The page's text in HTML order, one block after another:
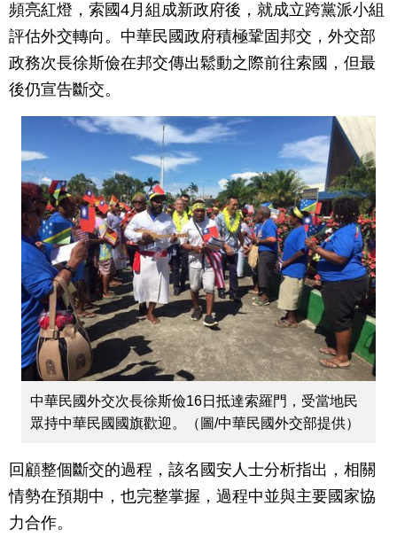
頻亮紅燈，索國4月組成新政府後，就成立跨黨派小組
評估外交轉向。中華民國政府積極鞏固邦交，外交部
政務次長徐斯儉在邦交傳出鬆動之際前往索國，但最
後仍宣告斷交。
中華民國外交次長徐斯儉16日抵達索羅門，受當地民
眾持中華民國國旗歡迎。（圖/中華民國外交部提供）
回顧整個斷交的過程，該名國安人士分析指出，相關
情勢在預期中，也完整掌握，過程中並與主要國家協
力合作。